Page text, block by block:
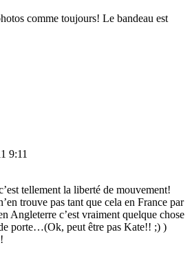
comme toujours! Le bandeau est
9:11
tellement la liberté de mouvement!
trouve pas tant que cela en France par
Angleterre c’est vraiment quelque chose
porte…(Ok, peut être pas Kate!! ;) )